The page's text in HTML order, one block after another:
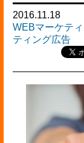
2016.11.18
WEBマーケテ
ティング広告